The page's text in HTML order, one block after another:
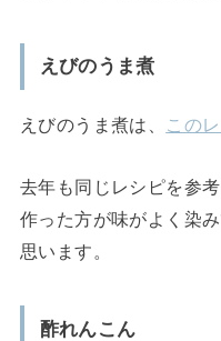
えびのうま煮
えびのうま煮は、 この
去年も同じレシピを参
作った方が味がよく染
思います。
酢れんこん